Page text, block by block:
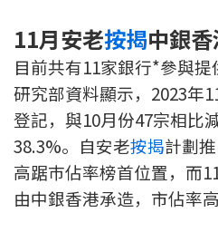
供款年期計算
工商舖按揭計算
印花稅計算
免費物業估價
11月安老按揭中銀
目前共有11家銀行*參與提
研究部資料顯示，2023年
登記，與10月份47宗相比
38.3%。自安老按揭計劃
高踞巿佔率榜首位置，而
由中銀香港承造，市佔率高